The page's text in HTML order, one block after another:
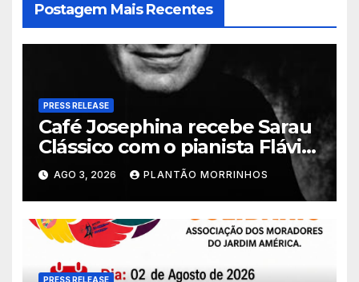
Postagem Mais Recentes
PRESS RELEASE
Café Josephina recebe Sarau
Clássico com o pianista Flávio
Varani nesta terça-feira
AGO 3, 2026 PLANTÃO MORRINHOS
PRESS RELEASE